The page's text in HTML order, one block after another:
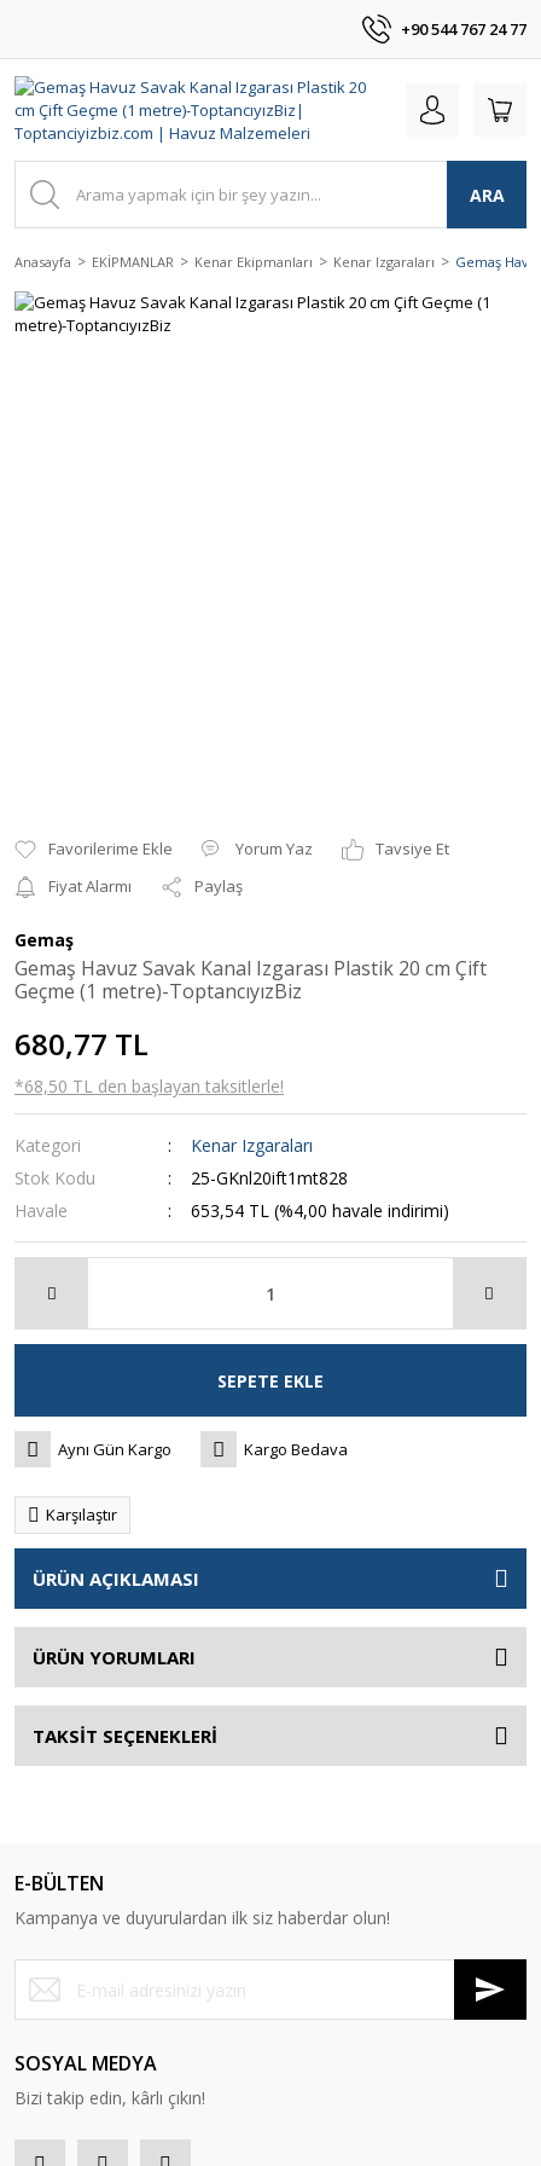
+90 544 767 24 77
ARA
Anasayfa EKİPMANLAR Kenar Ekipmanları Kenar Izgaraları Gemaş
Yorum Yaz
Tavsiye Et
Fiyat Alarmı
Paylaş
Gemaş
Gemaş Havuz Savak Kanal Izgarası Plastik 20 cm Çift
Geçme (1 metre)-ToptancıyızBiz
680,77 TL
*68,50 TL den başlayan taksitlerle!
Kategori
Kenar Izgaraları
Stok Kodu
25-GKnl20ift1mt828
Havale
653,54 TL (%4,00 havale indirimi)
SEPETE EKLE
Aynı Gün Kargo Kargo Bedava
Karşılaştır
ÜRÜN AÇIKLAMASI
ÜRÜN YORUMLARI
TAKSİT SEÇENEKLERİ
E-BÜLTEN
Kampanya ve duyurulardan ilk siz haberdar olun!
SOSYAL MEDYA
Bizi takip edin, kârlı çıkın!